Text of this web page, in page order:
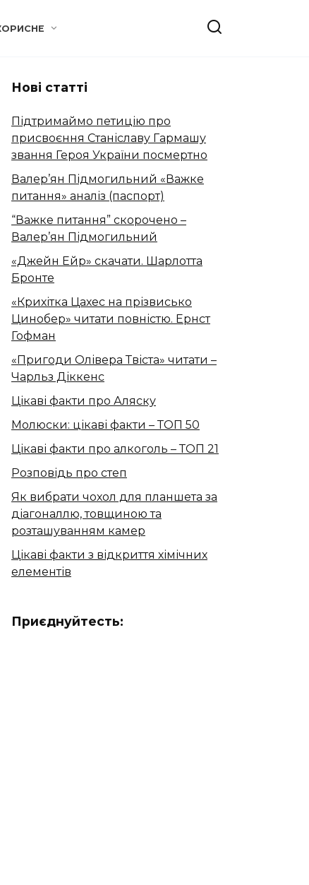
Нові статті
Підтримаймо петицію про
присвоєння Станіславу Гармашу
звання Героя України посмертно
Валер’ян Підмогильний «Важке
питання» аналіз (паспорт)
“Важке питання” скорочено –
Валер’ян Підмогильний
«Джейн Ейр» скачати. Шарлотта
Бронте
«Крихітка Цахес на прізвисько
Цинобер» читати повністю. Ернст
Гофман
«Пригоди Олівера Твіста» читати –
Чарльз Діккенс
Цікаві факти про Аляску
Молюски: цікаві факти – ТОП 50
Цікаві факти про алкоголь – ТОП 21
Розповідь про степ
Як вибрати чохол для планшета за
діагоналлю, товщиною та
розташуванням камер
Цікаві факти з відкриття хімічних
елементів
Приєднуйтесть: